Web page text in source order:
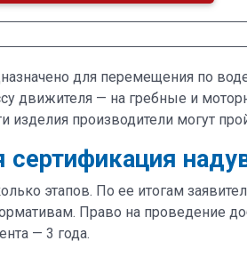
для перемещения по
движителя — на гребные и
изделия производители могут
сертификация
этапов. По ее итогам
Право на проведение
— 3 года.